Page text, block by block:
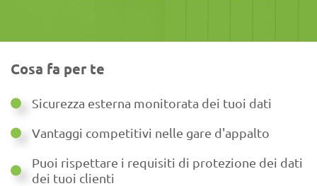
Cosa fa per te
Sicurezza esterna monitorata dei tuoi dati
Vantaggi competitivi nelle gare d'appalto
Puoi rispettare i requisiti di protezione dei dati
dei tuoi clienti